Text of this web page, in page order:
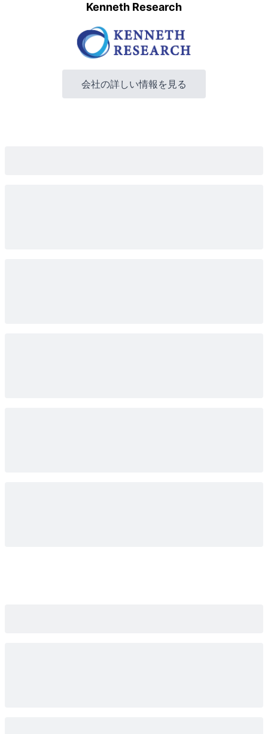
Kenneth Research
会社の詳しい情報を見る